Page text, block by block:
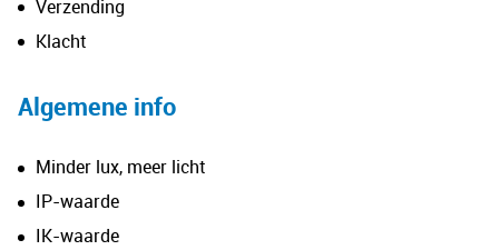
Verzending
Klacht
Algemene info
Minder lux, meer licht
IP-waarde
IK-waarde